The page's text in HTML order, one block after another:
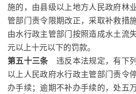
施的，由县级以上地方人民政府林
管部门责令限期改正，采取补救措
由水行政主管部门按照造成水土流
元以上十元以下的罚款。
第五十三条 违反本法规定，有下
以上人民政府水行政主管部门责令
办手续；逾期不补办手续的，处五